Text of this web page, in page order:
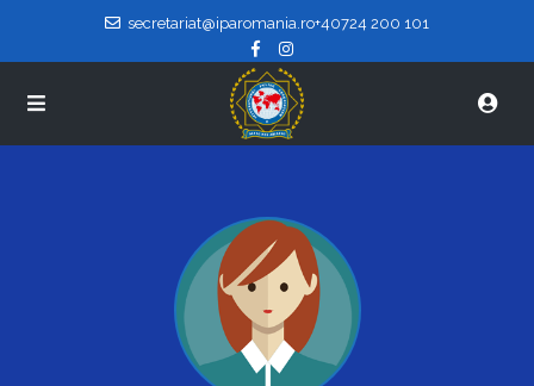
secretariat@iparomania.ro+40724 200 101